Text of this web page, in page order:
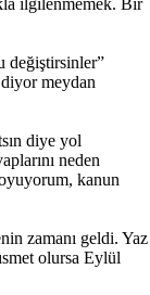
ilgilenmemek. Bir
değiştirsinler”
meydan
diye yol
neden
kanun
zamanı geldi. Yaz
olursa Eylül